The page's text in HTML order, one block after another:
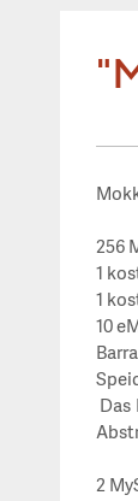
256
1
1
10
Das
2